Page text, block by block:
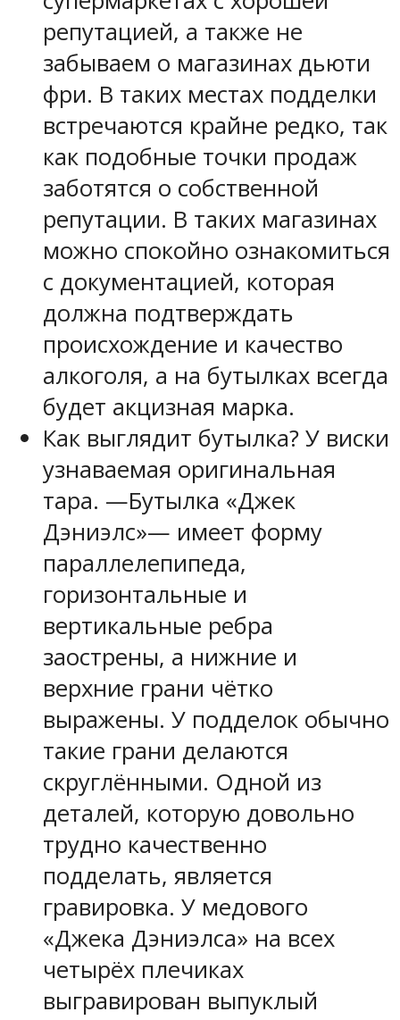
репутацией, а также не
забываем о магазинах дьюти
фри. В таких местах подделки
встречаются крайне редко, так
как подобные точки продаж
заботятся о собственной
репутации. В таких магазинах
можно спокойно ознакомиться
с документацией, которая
должна подтверждать
происхождение и качество
алкоголя, а на бутылках всегда
будет акцизная марка.
Как выглядит бутылка? У виски
узнаваемая оригинальная
тара. —Бутылка «Джек
Дэниэлс»— имеет форму
параллелепипеда,
горизонтальные и
вертикальные ребра
заострены, а нижние и
верхние грани чётко
выражены. У подделок обычно
такие грани делаются
скруглёнными. Одной из
деталей, которую довольно
трудно качественно
подделать, является
гравировка. У медового
«Джека Дэниэлса» на всех
четырёх плечиках
выгравирован выпуклый